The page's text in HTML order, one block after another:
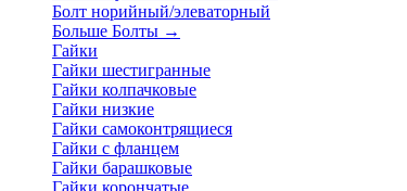
Болт норийный/элеваторный
Больше Болты →
Гайки
Гайки шестигранные
Гайки колпачковые
Гайки низкие
Гайки самоконтрящиеся
Гайки с фланцем
Гайки барашковые
Гайки корончатые